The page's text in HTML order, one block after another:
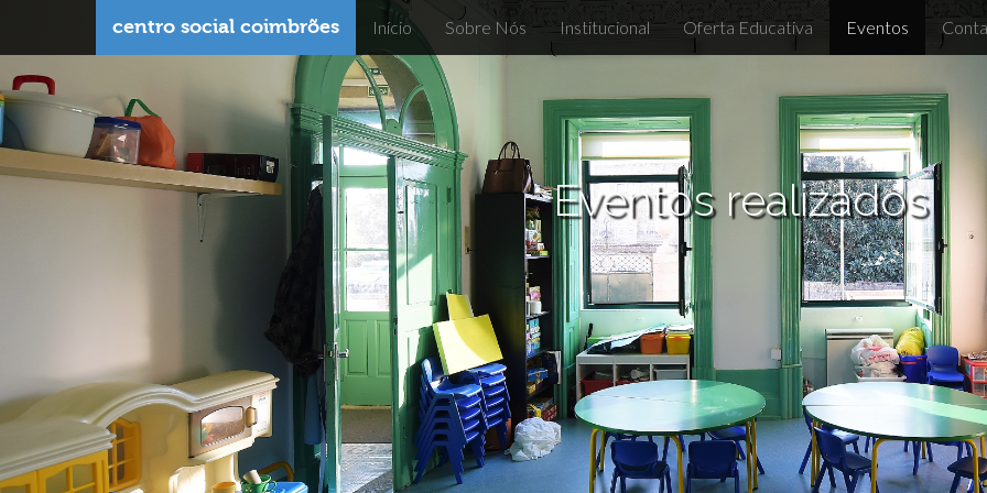
centro social coimbrões Início Sobre Nós Institucional Oferta Educativa Eventos
Eventos realizados